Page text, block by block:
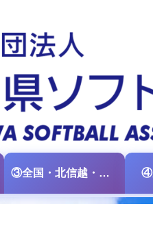
③全国・北信越・中日本大会情報 ④